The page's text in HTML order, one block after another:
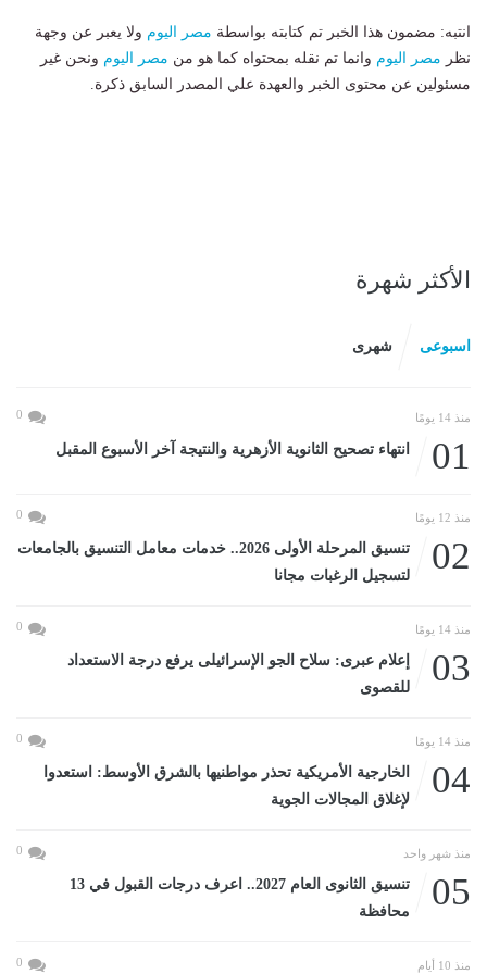
انتبه: مضمون هذا الخبر تم كتابته بواسطة مصر اليوم ولا يعبر عن وجهة
نظر مصر اليوم وانما تم نقله بمحتواه كما هو من مصر اليوم ونحن غير
مسئولين عن محتوى الخبر والعهدة علي المصدر السابق ذكرة.
الأكثر شهرة
اسبوعى شهرى
منذ 14 يومًا 0
01 انتهاء تصحيح الثانوية الأزهرية والنتيجة آخر الأسبوع المقبل
منذ 12 يومًا 0
02
تنسيق المرحلة الأولى 2026.. خدمات معامل التنسيق بالجامعات
لتسجيل الرغبات مجانا
منذ 14 يومًا 0
03
إعلام عبرى: سلاح الجو الإسرائيلى يرفع درجة الاستعداد
للقصوى
منذ 14 يومًا 0
04
الخارجية الأمريكية تحذر مواطنيها بالشرق الأوسط: استعدوا
لإغلاق المجالات الجوية
منذ شهر واحد 0
05
تنسيق الثانوى العام 2027.. اعرف درجات القبول في 13
محافظة
منذ 10 أيام 0